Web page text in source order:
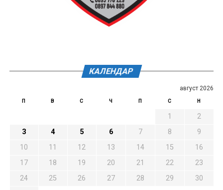
КАЛЕНДАР
август 2026
П В С Ч П С Н
1
2
3
4 5 6 7 8
9
10
11 12 13 14 15
16
17
18 19 20 21 22
23
24
25 26 27 28 29
30